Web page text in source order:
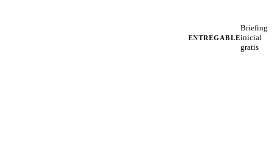
ENTREGABLE
Briefing
inicial
gratis